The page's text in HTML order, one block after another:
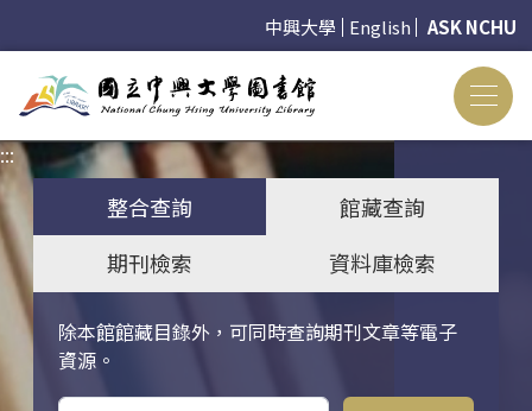
中興大學 English ASK NCHU
:::
整合查詢
館藏查詢
期刊檢索
資料庫檢索
除本館館藏目錄外，可同時查詢期刊文章等電子
資源。
關鍵字搜尋